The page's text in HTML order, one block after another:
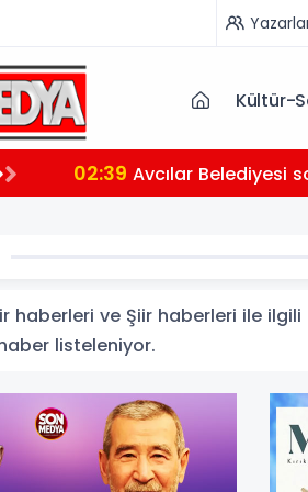
Kültür-
02:39 Avcılar Belediyesi
haberleri ve Şiir haberleri ile
listeleniyor.